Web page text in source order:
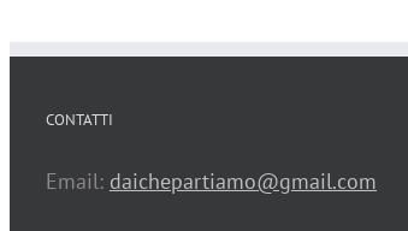
CONTATTI
Email: daichepartiamo@gmail.com